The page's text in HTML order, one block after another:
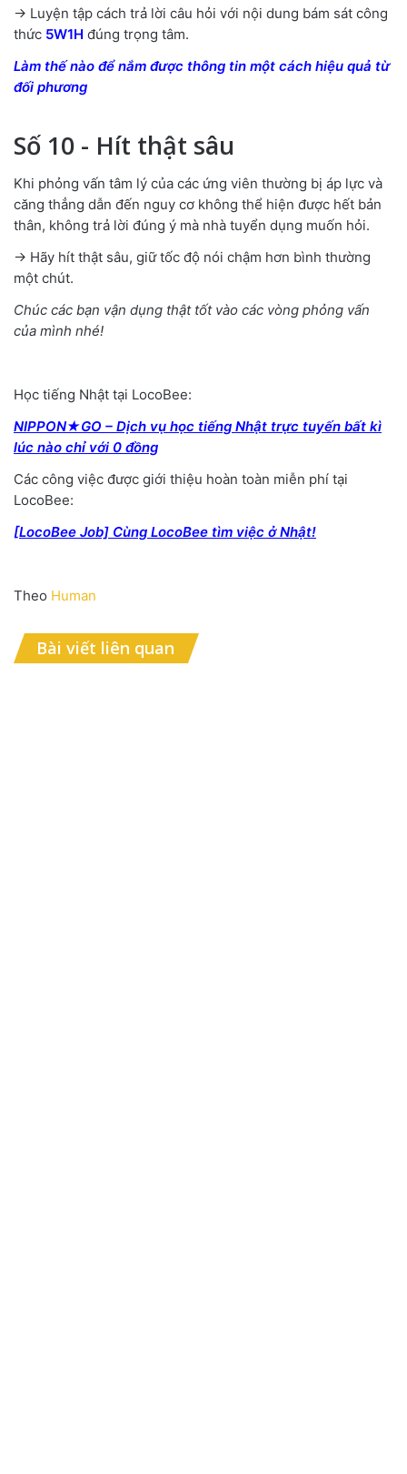
→ Luyện tập cách trả lời câu hỏi với nội dung bám sát công
thức 5W1H đúng trọng tâm.
Làm thế nào để nắm được thông tin một cách hiệu quả từ
đối phương
Số 10 - Hít thật sâu
Khi phỏng vấn tâm lý của các ứng viên thường bị áp lực và
căng thẳng dẫn đến nguy cơ không thể hiện được hết bản
thân, không trả lời đúng ý mà nhà tuyển dụng muốn hỏi.
→ Hãy hít thật sâu, giữ tốc độ nói chậm hơn bình thường
một chút.
Chúc các bạn vận dụng thật tốt vào các vòng phỏng vấn
của mình nhé!
Học tiếng Nhật tại LocoBee:
NIPPON★GO – Dịch vụ học tiếng Nhật trực tuyến bất kì
lúc nào chỉ với 0 đồng
Các công việc được giới thiệu hoàn toàn miễn phí tại
LocoBee:
[LocoBee Job] Cùng LocoBee tìm việc ở Nhật!
Theo Human
Bài viết liên quan